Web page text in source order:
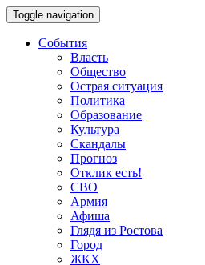
Toggle navigation
События
Власть
Общество
Острая ситуация
Политика
Образование
Культура
Скандалы
Прогноз
Отклик есть!
СВО
Армия
Афиша
Глядя из Ростова
Город
ЖКХ